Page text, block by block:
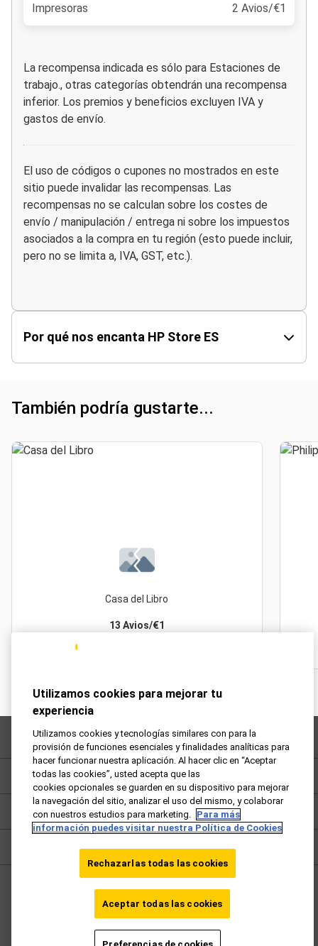
Impresoras 2 Avios/€1
La recompensa indicada es sólo para Estaciones de
trabajo., otras categorías obtendrán una recompensa
inferior. Los premios y beneficios excluyen IVA y
gastos de envío.
El uso de códigos o cupones no mostrados en este
sitio puede invalidar las recompensas. Las
recompensas no se calculan sobre los costes de
envío / manipulación / entrega ni sobre los impuestos
asociados a la compra en tu región (esto puede incluir,
pero no se limita a, IVA, GST, etc.).
Por qué nos encanta HP Store ES
También podría gustarte...
Casa del Libro
13 Avios/€1
Preguntas frecuentes
Política de privacidad
Términos y condiciones
Ir vueling.com
Utilizamos cookies para mejorar tu
experiencia
Utilizamos cookies y tecnologías similares con para la
provisión de funciones esenciales y finalidades analíticas para
hacer funcionar nuestra aplicación. Al hacer clic en “Aceptar
todas las cookies”, usted acepta que las
cookies opcionales se guarden en su dispositivo para mejorar
la navegación del sitio, analizar el uso del mismo, y colaborar
con nuestros estudios para marketing. Para más
información puedes visitar nuestra Política de Cookies
Rechazarlas todas las cookies
Aceptar todas las cookies